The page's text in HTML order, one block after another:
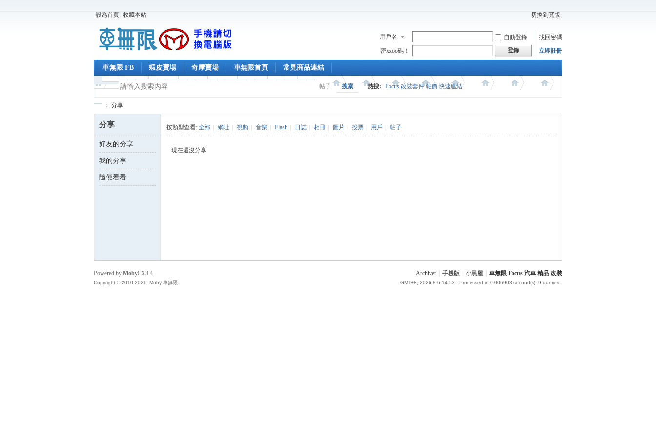
設為首頁 收藏本站 切換到寬版
用戶名 自動登錄
找回密碼
密xxoo碼！
登錄 立即註冊
車無限 FB 蝦皮賣場 奇摩賣場 車無限首頁 常見商品連結
帖子 搜索 熱搜: Focus 改裝套件 報價 快速連結
車 ›
分享
分享
好友的分享
我的分享
隨便看看
按類型查看: 全部 網址 視頻 音樂 Flash 日誌 相冊 圖片 投票 用戶 帖子
現在還沒分享
Archiver 手機版 小黑屋 車無限 Focus 汽車 精品 改裝
GMT+8, 2026-8-6 14:53 , Processed in 0.006908 second(s), 9 queries .
Powered by Moby! X3.4
Copyright © 2010-2021, Moby 車無限.